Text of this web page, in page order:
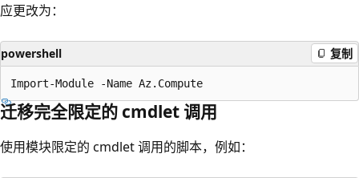
应更改为：
powershell 复制
迁移完全限定的 cmdlet 调用
使用模块限定的 cmdlet 调用的脚本，例如：